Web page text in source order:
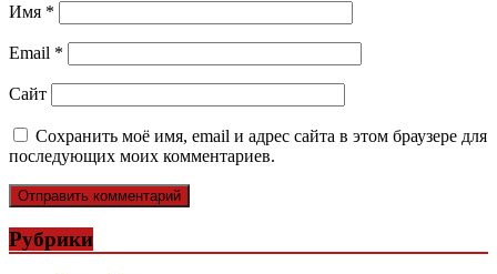
Имя *
Email *
Сайт
Сохранить моё имя, email и адрес сайта в этом браузере для
последующих моих комментариев.
Рубрики